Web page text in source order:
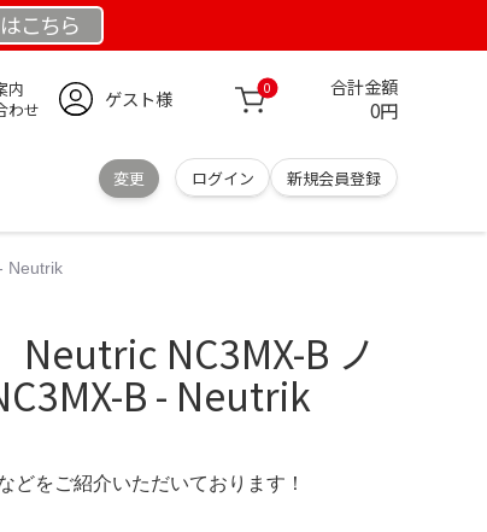
こちら
内
わせ
ゲスト様 0 合計金額
0円
変更 ログイン 新規会員登録
Neutrik
NC3MX-B ノ
B - Neutrik
どをご紹介いただいております！